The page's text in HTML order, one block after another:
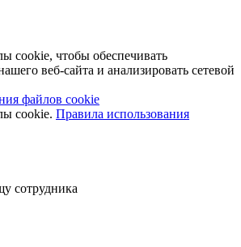
cookie, чтобы обеспечивать
веб-сайта и анализировать сетевой
файлов cookie
cookie. Правила использования
сотрудника